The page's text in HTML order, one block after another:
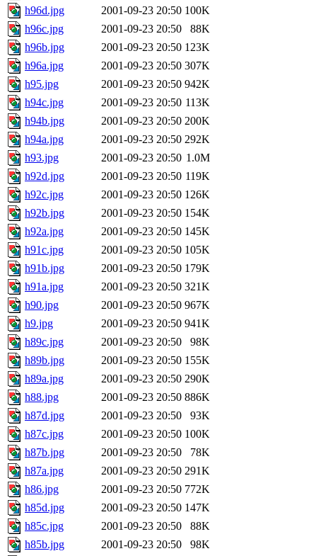
h96d.jpg
2001-09-23 20:50 100K
h96c.jpg
2001-09-23 20:50
88K
h96b.jpg
2001-09-23 20:50 123K
h96a.jpg
2001-09-23 20:50 307K
h95.jpg
2001-09-23 20:50 942K
h94c.jpg
2001-09-23 20:50 113K
h94b.jpg
2001-09-23 20:50 200K
h94a.jpg
2001-09-23 20:50 292K
h93.jpg
2001-09-23 20:50 1.0M
h92d.jpg
2001-09-23 20:50 119K
h92c.jpg
2001-09-23 20:50 126K
h92b.jpg
2001-09-23 20:50 154K
h92a.jpg
2001-09-23 20:50 145K
h91c.jpg
2001-09-23 20:50 105K
h91b.jpg
2001-09-23 20:50 179K
h91a.jpg
2001-09-23 20:50 321K
h90.jpg
2001-09-23 20:50 967K
h9.jpg
2001-09-23 20:50 941K
h89c.jpg
2001-09-23 20:50
98K
h89b.jpg
2001-09-23 20:50 155K
h89a.jpg
2001-09-23 20:50 290K
h88.jpg
2001-09-23 20:50 886K
h87d.jpg
2001-09-23 20:50
93K
h87c.jpg
2001-09-23 20:50 100K
h87b.jpg
2001-09-23 20:50
78K
h87a.jpg
2001-09-23 20:50 291K
h86.jpg
2001-09-23 20:50 772K
h85d.jpg
2001-09-23 20:50 147K
h85c.jpg
2001-09-23 20:50
88K
h85b.jpg
2001-09-23 20:50
98K